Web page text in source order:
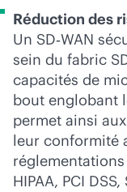
Réduction des
Un SD‑WAN
sein du fabric
capacités de
bout englobant
permet ainsi
leur conformité
HIPAA, PCI